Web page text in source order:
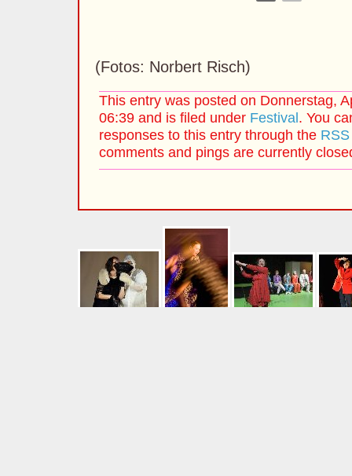
(Fotos: Norbert Risch)
This entry was posted on Donnerstag,
06:39 and is filed under Festival . You
responses to this entry through the
comments and pings are currently